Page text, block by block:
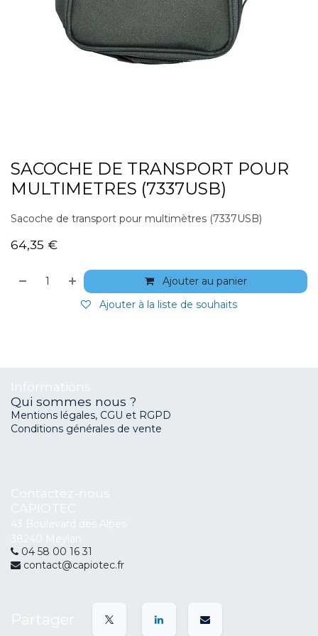
SACOCHE DE TRANSPORT POUR
MULTIMETRES (7337USB)
Sacoche de transport pour multimètres (7337USB)
64,35 €
Ajouter au panier
Ajouter à la liste de souhaits
Qui sommes nous ?
Mentions légales, CGU et RGPD
Conditions générales de vente
04 58 00 16 31
contact@capiotec.fr